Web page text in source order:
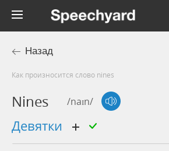
Назад
Как произносится слово nines
Nines /naɪn/
девятки